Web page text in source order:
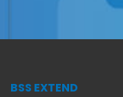
BSS EXTEND